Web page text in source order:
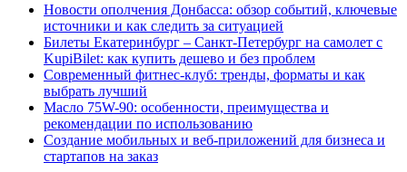
Новости ополчения Донбасса: обзор событий, ключевые
источники и как следить за ситуацией
Билеты Екатеринбург – Санкт-Петербург на самолет c
KupiBilet: как купить дешево и без проблем
Современный фитнес-клуб: тренды, форматы и как
выбрать лучший
Масло 75W-90: особенности, преимущества и
рекомендации по использованию
Создание мобильных и веб-приложений для бизнеса и
стартапов на заказ